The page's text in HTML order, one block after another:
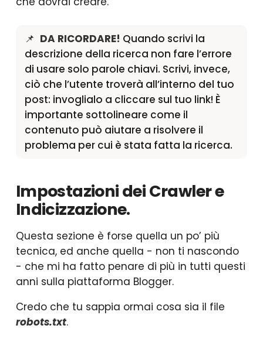
DA RICORDARE! Quando scrivi la
descrizione della ricerca non fare l’errore
di usare solo parole chiavi. Scrivi, invece,
ciò che l’utente troverà all’interno del tuo
post: invoglialo a cliccare sul tuo link! È
importante sottolineare come il
contenuto può aiutare a risolvere il
problema per cui è stata fatta la ricerca.
Impostazioni dei Crawler e
Indicizzazione.
Questa sezione è forse quella un po’ più
tecnica, ed anche quella - non ti nascondo
- che mi ha fatto penare di più in tutti questi
anni sulla piattaforma Blogger.
Credo che tu sappia ormai cosa sia il file
robots.txt.